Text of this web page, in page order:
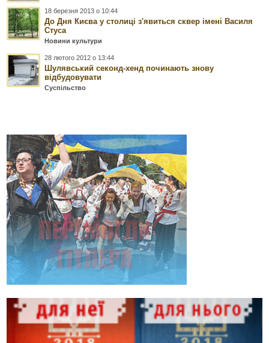
18 березня 2013 о 10:44
До Дня Києва у столиці з'явиться сквер імені Василя
Стуса
Новини культури
28 лютого 2012 о 13:44
Шулявський секонд-хенд починають знову
відбудовувати
Суспільство